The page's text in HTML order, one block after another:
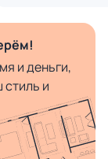
и деньги,
и